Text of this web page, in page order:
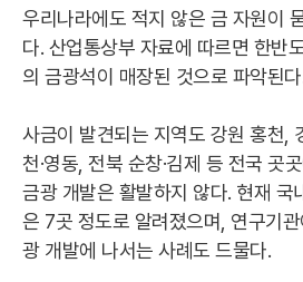
우리나라에도 적지 않은 금 자원이
다. 산업통상부 자료에 따르면 한반
의 금광석이 매장된 것으로 파악된
사금이 발견되는 지역도 강원 홍천,
천·영동, 전북 순창·김제 등 전국 곳
금광 개발은 활발하지 않다. 현재 국
은 7곳 정도로 알려졌으며, 연구기
광 개발에 나서는 사례도 드물다.